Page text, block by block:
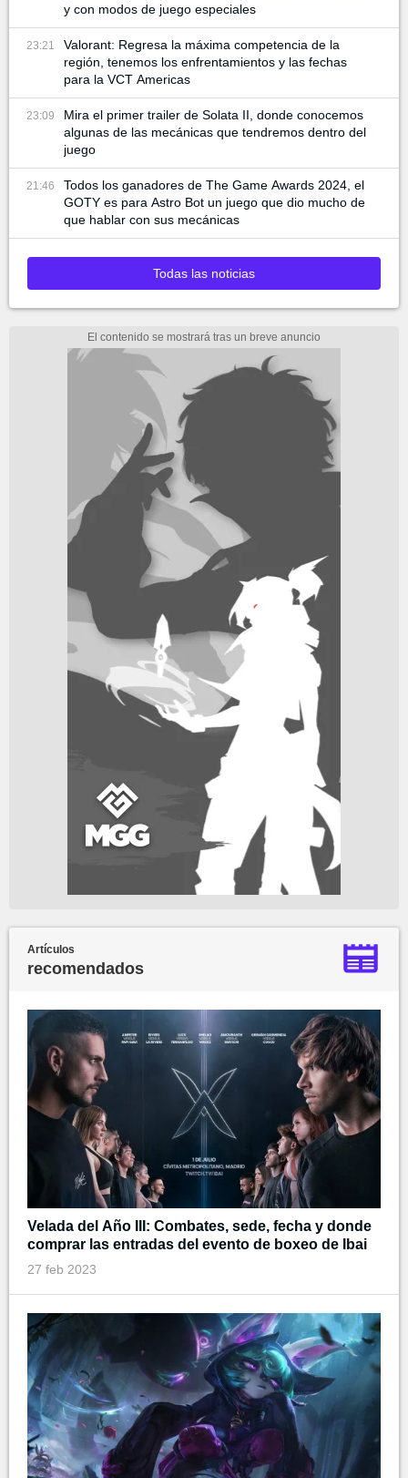
y con modos de juego especiales
23:21
Valorant: Regresa la máxima competencia de la
región, tenemos los enfrentamientos y las fechas
para la VCT Americas
23:09
Mira el primer trailer de Solata II, donde conocemos
algunas de las mecánicas que tendremos dentro del
juego
21:46
Todos los ganadores de The Game Awards 2024, el
GOTY es para Astro Bot un juego que dio mucho de
que hablar con sus mecánicas
Todas las noticias
Artículos
recomendados
Velada del Año III: Combates, sede, fecha y donde
comprar las entradas del evento de boxeo de Ibai
27 feb 2023